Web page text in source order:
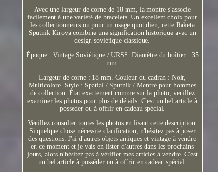
Avec une largeur de corne de 18 mm, la montre s'associe
facilement à une variété de bracelets. Un excellent choix pour
les collectionneurs ou pour un usage quotidien, cette Raketa
Sputnik Kirova combine une signification historique avec un
design soviétique classique.
Époque : Vintage Soviétique / URSS. Diamètre du boîtier : 35
mm.
Largeur de corne : 18 mm. Couleur du cadran : Noir,
Multicolore. Style : Spatial / Sputnik / Montre pour hommes
de collection. État exactement comme sur la photo, veuillez
examiner les photos pour plus de détails. C'est un bel article à
posséder ou à offrir en cadeau spécial.
Veuillez consulter toutes les photos en lisant cette description.
Si quelque chose nécessite clarification, n'hésitez pas à poser
des questions. J'ai d'autres objets antiques et vintage à vendre
en ce moment et je vais en lister d'autres dans les prochains
jours, alors n'hésitez pas à vérifier mes articles à vendre. C'est
un bel article à posséder ou à offrir en cadeau spécial.